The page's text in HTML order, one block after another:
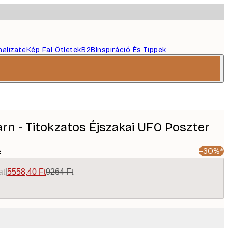
Kép Fal ÖtletekB2BInspiráció És Tippek
- Titokzatos Éjszakai UFO Poszter
-30%*
5558,40 Ft9264 Ft